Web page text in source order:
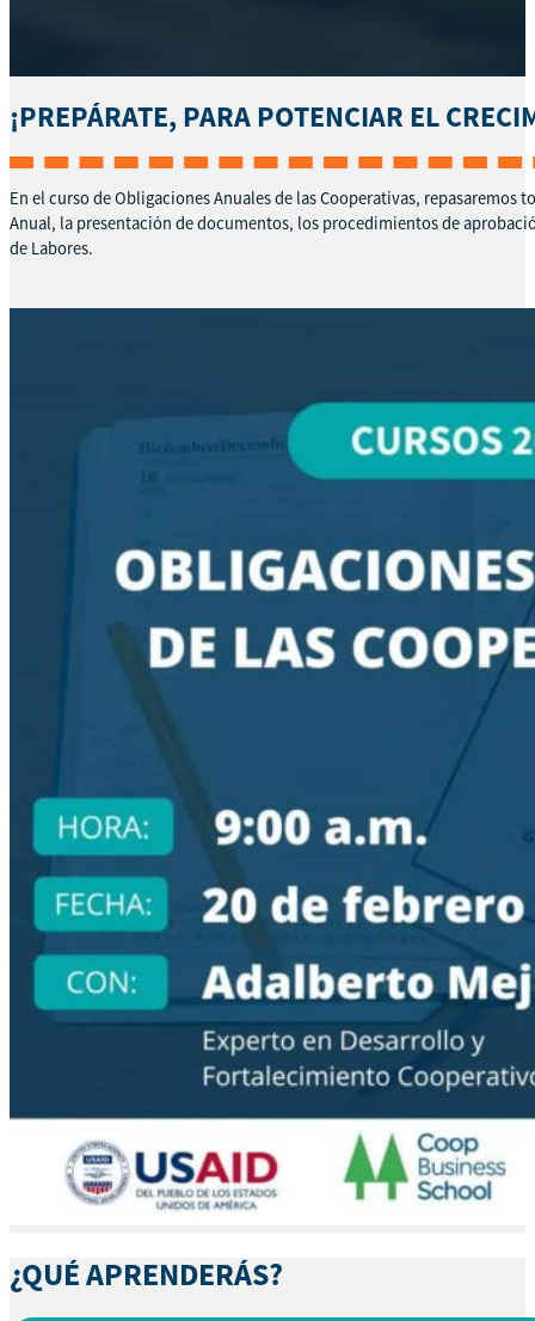
¡PREPÁRATE, PARA POTENCIAR EL
En el curso de Obligaciones Anuales de las Cooperativas,
Anual, la presentación de documentos, los procedimientos de
de Labores.
¿QUÉ APRENDERÁS?